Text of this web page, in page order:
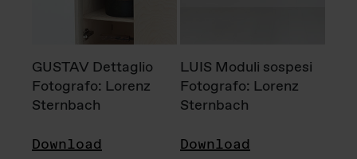
GUSTAV Dettaglio
Fotografo: Lorenz
Sternbach
Download
LUIS Moduli sospesi
Fotografo: Lorenz
Sternbach
Download